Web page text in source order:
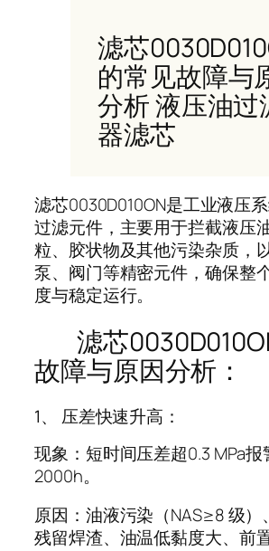
滤芯
的常见故障与
分析 液压油过
器滤芯
滤芯0030D010ON是工业液压
过滤元件，主要用于拦截液压
粒、胶状物及其他污染杂质，
泵、阀门等精密元件，确保整
度与稳定运行。
滤芯
故障与原因分析：
1、 压差快速升高：
现象：短时间压差超0.3 MPa报
2000h。
原因：油液污染（NAS≥8 级）
残留焊渣、油温低黏度大、前